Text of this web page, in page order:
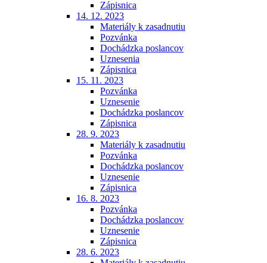
Zápisnica
14. 12. 2023
Materiály k zasadnutiu
Pozvánka
Dochádzka poslancov
Uznesenia
Zápisnica
15. 11. 2023
Pozvánka
Uznesenie
Dochádzka poslancov
Zápisnica
28. 9. 2023
Materiály k zasadnutiu
Pozvánka
Dochádzka poslancov
Uznesenie
Zápisnica
16. 8. 2023
Pozvánka
Dochádzka poslancov
Uznesenie
Zápisnica
28. 6. 2023